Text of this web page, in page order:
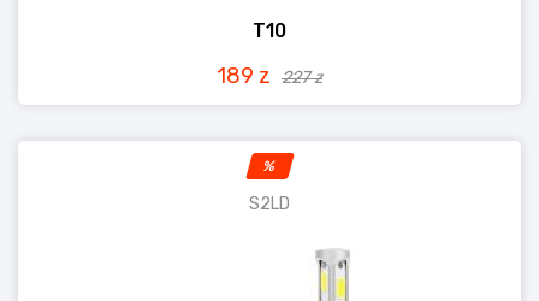
T10
189 z 227 z
%
S2LD